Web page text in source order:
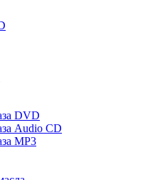
DVD
Audio CD
MP3